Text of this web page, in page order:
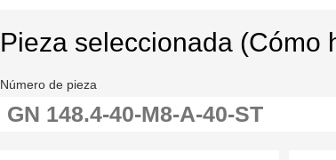
Pieza seleccionada (Cómo
Número de pieza